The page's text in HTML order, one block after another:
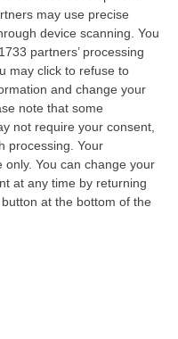
may use precise
device scanning. You
partners’ processing
may click to refuse to
and change your
note that some
not require your consent,
processing. Your
only. You can change your
at any time by returning
at the bottom of the
Di Maradona
segnò durante la storica
del 1986 potrebbe
Burgio
in tutte le grandi città
come Futuro